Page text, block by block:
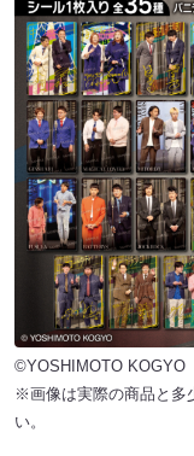
©YOSHIMOTO KOGYO
※画像は実際の商品と多
い。